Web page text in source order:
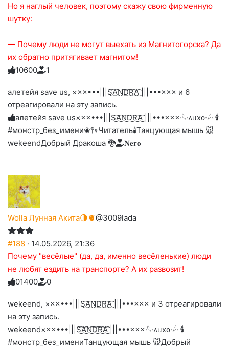
Но я наглый человек, поэтому скажу свою фирменную
шутку:
— Почему люди не могут выехать из Магнитогорска? Да
их обратно притягивает магнитом!
Голосуйте
вверх.
1
Нажмите
реакцию:
0
Нажмите
реакцию:
до
слез
6
Нажмите
реакцию:
0
Нажмите
реакцию:
0
Нажмите
благодарю
1
алетейя save us, ×××•••|||S͜͡A͜͡N͜͡D͜͡R͜͡A͜͡ |||•••××× и 6
отреагировали на эту запись.
алетейя save us×××•••|||S͜͡A͜͡N͜͡D͜͡R͜͡A͜͡ |||•••×××·𓆩·᧘ᥙх᧐·𓆪· 🕯
#монстр_без_имени❀𖤣𖥧Читатель🕯️Танцующая мышь 🐭
wekeendДобрый Дракоша 🐉 𝐍𝐞𝐫𝐨
Wolla Лунная Акита🌗🫀@3009lada
#188 · 14.05.2026, 21:36
Почему "весёлые" (да, да, именно весёленькие) люди
не любят ездить на транспорте? А их развозит!
Голосуйте
вверх.
0
Нажмите
реакцию:
улыбаюсь
1
Нажмите
реакцию:
смеюсь
до
слез
4
Нажмите
реакцию:
печаль
0
Нажмите
реакцию:
плачу
0
Нажмите
благодарю
0
wekeend, ×××•••|||S͜͡A͜͡N͜͡D͜͡R͜͡A͜͡ |||•••××× и 3 отреагировали
на эту запись.
wekeend×××•••|||S͜͡A͜͡N͜͡D͜͡R͜͡A͜͡ |||•••×××·𓆩·᧘ᥙх᧐·𓆪· 🕯
#монстр_без_имениТанцующая мышь 🐭Добрый